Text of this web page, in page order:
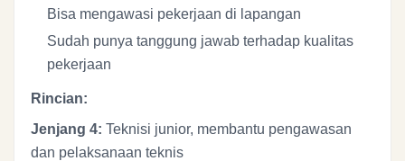
Bisa mengawasi pekerjaan di lapangan
Sudah punya tanggung jawab terhadap kualitas
pekerjaan
Rincian:
Jenjang 4: Teknisi junior, membantu pengawasan
dan pelaksanaan teknis